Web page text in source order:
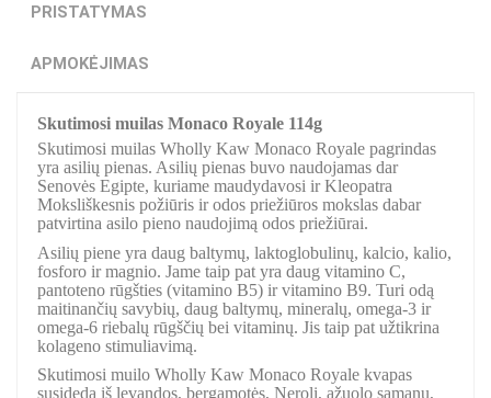
PRISTATYMAS
APMOKĖJIMAS
Skutimosi muilas Monaco Royale 114g
Skutimosi muilas Wholly Kaw Monaco Royale pagrindas
yra asilių pienas. Asilių pienas buvo naudojamas dar
Senovės Egipte, kuriame maudydavosi ir Kleopatra
Moksliškesnis požiūris ir odos priežiūros mokslas dabar
patvirtina asilo pieno naudojimą odos priežiūrai.
Asilių piene yra daug baltymų, laktoglobulinų, kalcio, kalio,
fosforo ir magnio. Jame taip pat yra daug vitamino C,
pantoteno rūgšties (vitamino B5) ir vitamino B9. Turi odą
maitinančių savybių, daug baltymų, mineralų, omega-3 ir
omega-6 riebalų rūgščių bei vitaminų. Jis taip pat užtikrina
kolageno stimuliavimą.
Skutimosi muilo Wholly Kaw Monaco Royale kvapas
susideda iš levandos, bergamotės, Neroli, ąžuolo samanų,